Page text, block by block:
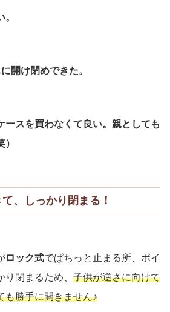
開け閉めできた。
スを買わなくて良い。親としても
、しっかり閉まる！
ロック式でぱちっと止まる所、ポイ
閉まるため、 子供が逆さに向けて
も勝手に開きません♪